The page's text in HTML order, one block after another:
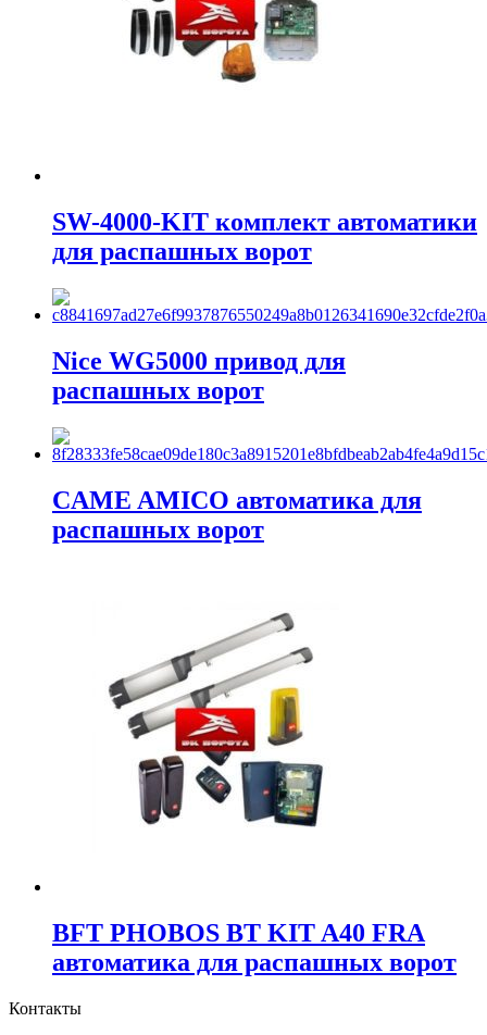
SW-4000-KIT комплект автоматики
для распашных ворот
Nice WG5000 привод для
распашных ворот
CAME AMICO автоматика для
распашных ворот
BFT PHOBOS BT KIT A40 FRA
автоматика для распашных ворот
Контакты